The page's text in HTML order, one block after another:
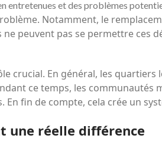
entretenues et des problèmes
Notamment, le
peuvent pas se permettre ces
crucial. En général, les
ce temps, les
fin de compte, cela crée un
une réelle différence